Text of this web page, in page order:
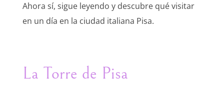
Ahora sí, sigue leyendo y descubre qué visitar
en un día en la ciudad italiana Pisa.
La Torre de Pisa